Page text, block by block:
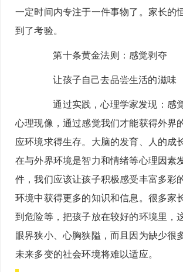
一定时间内专注于一件事物了。家长的
到了考验。
第十条黄金法则：感觉剥夺
让孩子自己去品尝生活的滋味
通过实践，心理学家发现：感
心理现像，通过感觉我们才能获得外界
应环境求得生存。大脑的发育、人的成
在与外界环境是智力和情绪等心理因素
件，我们应该让孩子积极感受丰富多彩
环境中获得更多的知识和信息。很多家
到危险等，把孩子放在较好的环境里，
眼界狭小、心胸狭隘，而且因为缺少很
未来多变的社会环境将难以适应。